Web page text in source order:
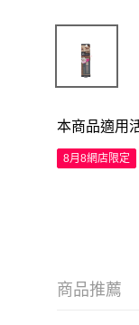
本商品適用
8月8網店限定
商品推薦